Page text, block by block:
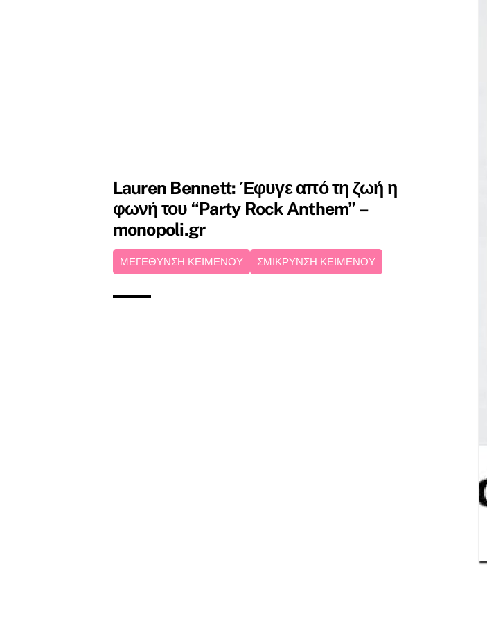
Lauren Bennett: Έφυγε από τη ζωή η
φωνή του “Party Rock Anthem” –
monopoli.gr
ΜΕΓΕΘΥΝΣΗ ΚΕΙΜΕΝΟΥ ΣΜΙΚΡΥΝΣΗ ΚΕΙΜΕΝΟΥ